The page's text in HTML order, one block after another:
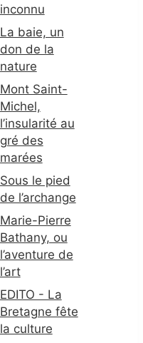
inconnu
La baie, un
don de la
nature
Mont Saint-
Michel,
l’insularité au
gré des
marées
Sous le pied
de l’archange
Marie-Pierre
Bathany, ou
l’aventure de
l’art
EDITO - La
Bretagne fête
la culture